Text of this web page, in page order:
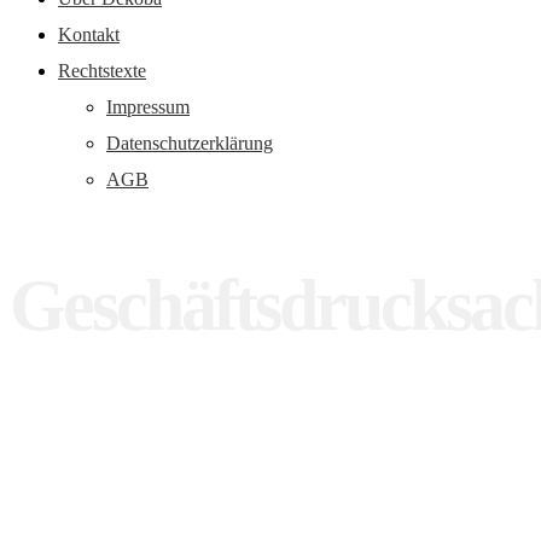
Kontakt
Rechtstexte
Impressum
Datenschutzerklärung
AGB